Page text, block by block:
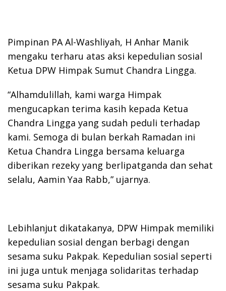
Pimpinan PA Al-Washliyah, H Anhar Manik
mengaku terharu atas aksi kepedulian sosial
Ketua DPW Himpak Sumut Chandra Lingga.
“Alhamdulillah, kami warga Himpak
mengucapkan terima kasih kepada Ketua
Chandra Lingga yang sudah peduli terhadap
kami. Semoga di bulan berkah Ramadan ini
Ketua Chandra Lingga bersama keluarga
diberikan rezeky yang berlipatganda dan sehat
selalu, Aamin Yaa Rabb,” ujarnya.
Lebihlanjut dikatakanya, DPW Himpak memiliki
kepedulian sosial dengan berbagi dengan
sesama suku Pakpak. Kepedulian sosial seperti
ini juga untuk menjaga solidaritas terhadap
sesama suku Pakpak.